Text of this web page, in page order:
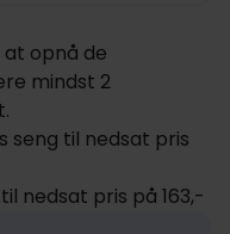
at opnå de
mindst 2
seng til nedsat pris
nedsat pris på 163,-